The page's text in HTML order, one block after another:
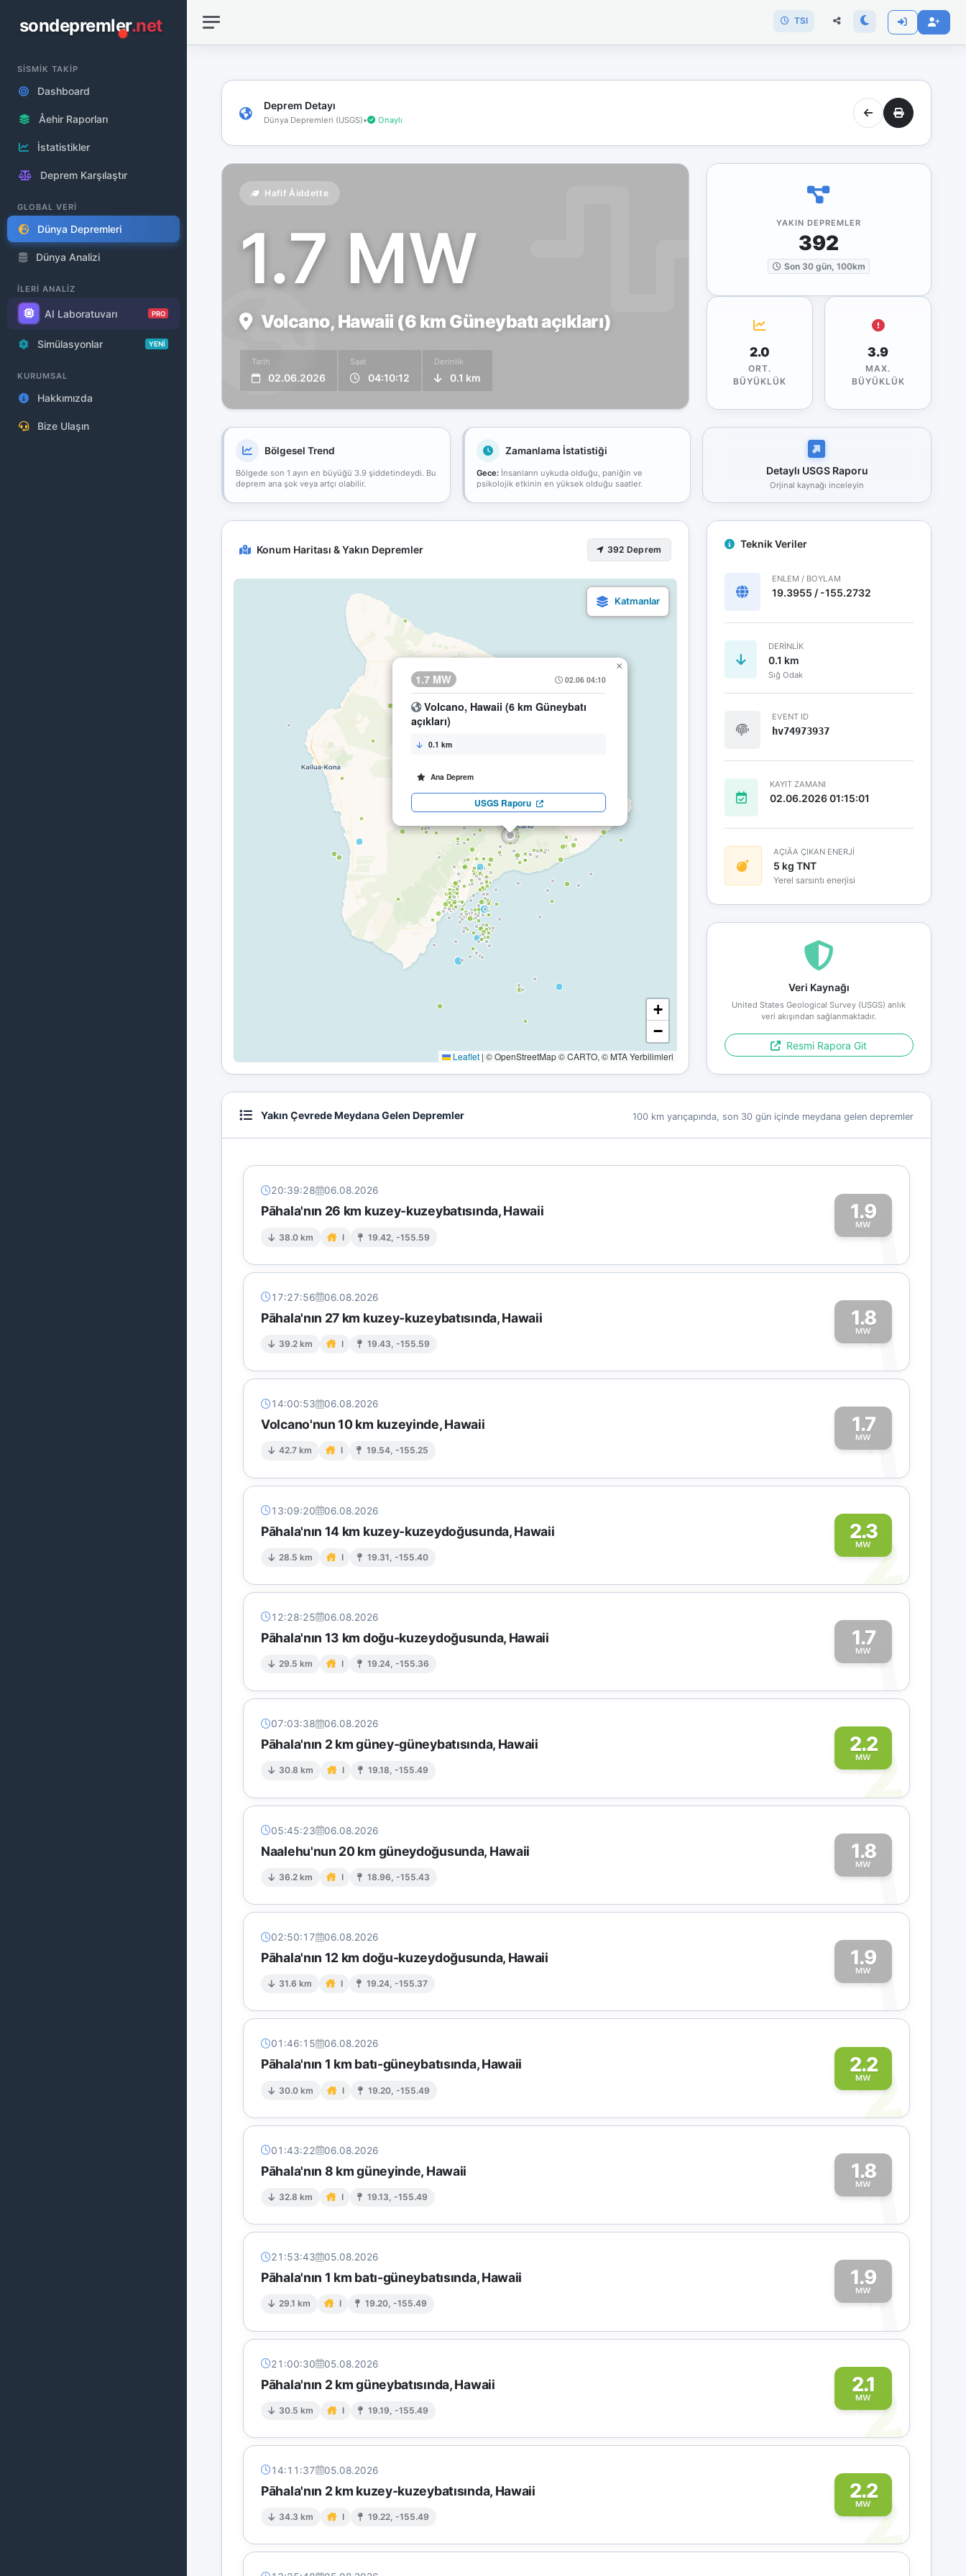
sondepremler.net
SİSMİK TAKİP
Dashboard
Åehir Raporları
İstatistikler
Deprem Karşılaştır
GLOBAL VERİ
Dünya Depremleri
Dünya Analizi
İLERİ ANALİZ
AI Laboratuvarı PRO
Simülasyonlar YENİ
KURUMSAL
Hakkımızda
Bize Ulaşın
TSI
Deprem Detayı
Dünya Depremleri (USGS)• Onaylı
Hafif Åiddette
1.7 MW
Volcano, Hawaii (6 km Güneybatı açıkları)
Tarih
02.06.2026
Saat
04:10:12
Derinlik
0.1 km
YAKIN DEPREMLER
392
Son 30 gün, 100km
2.0
ORT.
BÜYÜKLÜK
3.9
MAX.
BÜYÜKLÜK
Bölgesel Trend
Bölgede son 1 ayın en büyüğü 3.9 şiddetindeydi. Bu
deprem ana şok veya artçı olabilir.
Zamanlama İstatistiği
Gece:İnsanların uykuda olduğu, paniğin ve
psikolojik etkinin en yüksek olduğu saatler.
Detaylı USGS Raporu
Orjinal kaynağı inceleyin
Konum Haritası & Yakın Depremler 392 Deprem
1.7 MW 02.06 04:10
Volcano, Hawaii (6 km Güneybatı
açıkları)
0.1 km
Ana Deprem
USGS Raporu
×
+
−
Leaflet | © OpenStreetMap © CARTO, © MTA Yerbilimleri
Teknik Veriler
ENLEM / BOYLAM
19.3955 / -155.2732
DERINLIK
0.1 km
Sığ Odak
EVENT ID
hv74973937
KAYIT ZAMANI
02.06.2026 01:15:01
AÇIÄA ÇIKAN ENERJİ
5 kg TNT
Yerel sarsıntı enerjisi
Veri Kaynağı
United States Geological Survey (USGS) anlık
veri akışından sağlanmaktadır.
Resmi Rapora Git
Yakın Çevrede Meydana Gelen Depremler 100 km yarıçapında, son 30 gün içinde meydana gelen depremler
20:39:28 06.08.2026
Pāhala'nın 26 km kuzey-kuzeybatısında, Hawaii
38.0 km I 19.42, -155.59
1.9
MW
1
17:27:56 06.08.2026
Pāhala'nın 27 km kuzey-kuzeybatısında, Hawaii
39.2 km I 19.43, -155.59
1.8
MW
1
14:00:53 06.08.2026
Volcano'nun 10 km kuzeyinde, Hawaii
42.7 km I 19.54, -155.25
1.7
MW
1
13:09:20 06.08.2026
Pāhala'nın 14 km kuzey-kuzeydoğusunda, Hawaii
28.5 km I 19.31, -155.40
2.3
MW
2
12:28:25 06.08.2026
Pāhala'nın 13 km doğu-kuzeydoğusunda, Hawaii
29.5 km I 19.24, -155.36
1.7
MW
1
07:03:38 06.08.2026
Pāhala'nın 2 km güney-güneybatısında, Hawaii
30.8 km I 19.18, -155.49
2.2
MW
2
05:45:23 06.08.2026
Naalehu'nun 20 km güneydoğusunda, Hawaii
36.2 km I 18.96, -155.43
1.8
MW
1
02:50:17 06.08.2026
Pāhala'nın 12 km doğu-kuzeydoğusunda, Hawaii
31.6 km I 19.24, -155.37
1.9
MW
1
01:46:15 06.08.2026
Pāhala'nın 1 km batı-güneybatısında, Hawaii
30.0 km I 19.20, -155.49
2.2
MW
2
01:43:22 06.08.2026
Pāhala'nın 8 km güneyinde, Hawaii
32.8 km I 19.13, -155.49
1.8
MW
1
21:53:43 05.08.2026
Pāhala'nın 1 km batı-güneybatısında, Hawaii
29.1 km I 19.20, -155.49
1.9
MW
1
21:00:30 05.08.2026
Pāhala'nın 2 km güneybatısında, Hawaii
30.5 km I 19.19, -155.49
2.1
MW
2
14:11:37 05.08.2026
Pāhala'nın 2 km kuzey-kuzeybatısında, Hawaii
34.3 km I 19.22, -155.49
2.2
MW
2
bağlantınız